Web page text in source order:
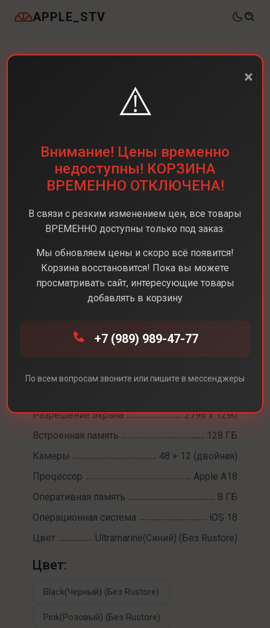
APPLE_STV
Смартфоны iPhone 16 Plus
Разрешение экрана
2796 x 1290
Встроенная память
128 ГБ
Камеры
48 + 12 (двойная)
Процессор
Apple A18
Оперативная память
8 ГБ
Операционная система
iOS 18
Цвет
Ultramarine(Синий) (Без Rustore)
Цвет:
Black(Черный) (Без Rustore)
Pink(Розовый) (Без Rustore)
×
⚠️
Внимание! Цены временно
недоступны! КОРЗИНА
ВРЕМЕННО ОТКЛЮЧЕНА!
В связи с резким изменением цен, все товары
ВРЕМЕННО доступны только под заказ.
Мы обновляем цены и скоро всё появится!
Корзина восстановится! Пока вы можете
просматривать сайт, интересующие товары
добавлять в корзину
+7 (989) 989-47-77
По всем вопросам звоните или пишите в мессенджеры